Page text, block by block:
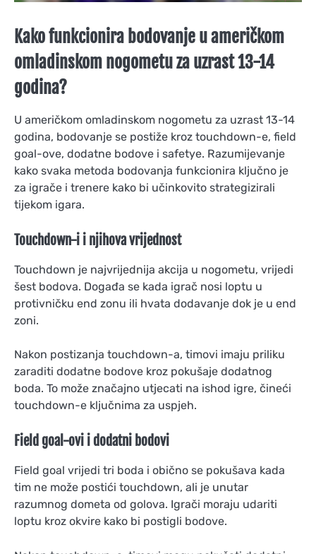
Kako funkcionira bodovanje u američkom
omladinskom nogometu za uzrast 13-14
godina?
U američkom omladinskom nogometu za uzrast 13-14
godina, bodovanje se postiže kroz touchdown-e, field
goal-ove, dodatne bodove i safetye. Razumijevanje
kako svaka metoda bodovanja funkcionira ključno je
za igrače i trenere kako bi učinkovito strategizirali
tijekom igara.
Touchdown-i i njihova vrijednost
Touchdown je najvrijednija akcija u nogometu, vrijedi
šest bodova. Događa se kada igrač nosi loptu u
protivničku end zonu ili hvata dodavanje dok je u end
zoni.
Nakon postizanja touchdown-a, timovi imaju priliku
zaraditi dodatne bodove kroz pokušaje dodatnog
boda. To može značajno utjecati na ishod igre, čineći
touchdown-e ključnima za uspjeh.
Field goal-ovi i dodatni bodovi
Field goal vrijedi tri boda i obično se pokušava kada
tim ne može postići touchdown, ali je unutar
razumnog dometa od golova. Igrači moraju udariti
loptu kroz okvire kako bi postigli bodove.